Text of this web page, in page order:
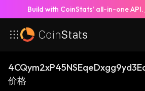
Build with CoinStats’ all-in-one API.
价格